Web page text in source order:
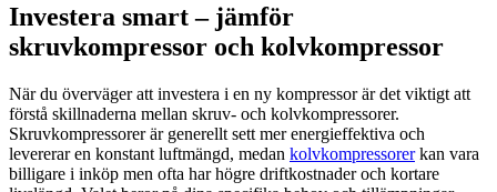
Investera smart – jämför
skruvkompressor och kolvkompressor
När du överväger att investera i en ny kompressor är det viktigt att
förstå skillnaderna mellan skruv- och kolvkompressorer.
Skruvkompressorer är generellt sett mer energieffektiva och
levererar en konstant luftmängd, medan kolvkompressorerkan vara
billigare i inköp men ofta har högre driftkostnader och kortare